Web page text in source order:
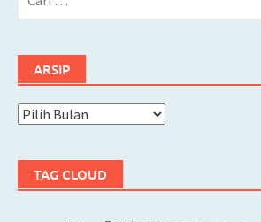
ARSIP
Arsip
TAG CLOUD